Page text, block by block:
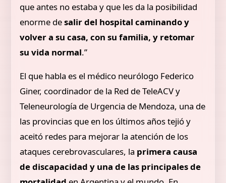
que antes no estaba y que les da la posibilidad
enorme desalir del hospital caminando y
volver a su casa, con su familia, y retomar
su vida normal.”
El que habla es el médico neurólogo Federico
Giner, coordinador de la Red de TeleACV y
Teleneurología de Urgencia de Mendoza, una de
las provincias que en los últimos años tejió y
aceitó redes para mejorar la atención de los
ataques cerebrovasculares, la primera causa
de discapacidad y una de las principales de